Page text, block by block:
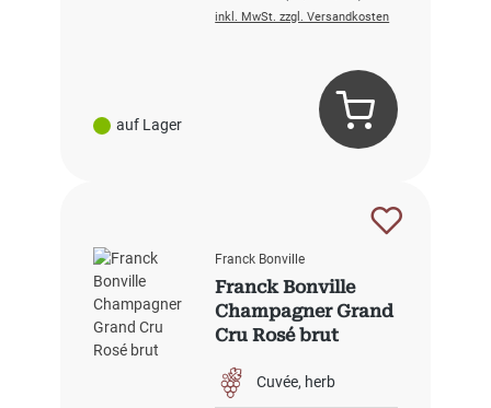
auf Lager
inkl. MwSt. zzgl. Versandkosten
Franck Bonville
Franck Bonville
Champagner Grand
Cru Rosé brut
Cuvée herb